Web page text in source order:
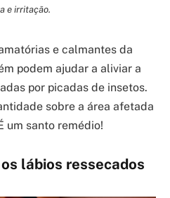
e irritação.
e calmantes da
podem ajudar a aliviar a
por picadas de insetos.
sobre a área afetada
um santo remédio!
lábios ressecados